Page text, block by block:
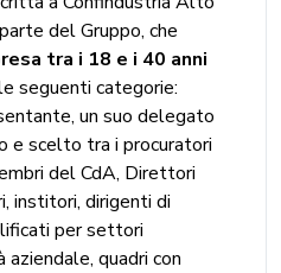
del Gruppo, che
tra i 18 e i 40 anni
seguenti categorie:
un suo delegato
e scelto tra i procuratori
del CdA, Direttori
institori, dirigenti di
per settori
quadri con